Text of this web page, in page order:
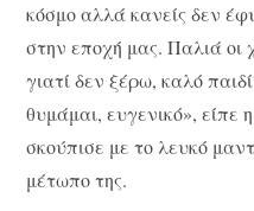
κόσμο αλλά κανείς δεν
στην εποχή μας. Παλιά
γιατί δεν ξέρω, καλό
θυμάμαι, ευγενικό», είπε
σκούπισε με το λευκό
μέτωπο της.